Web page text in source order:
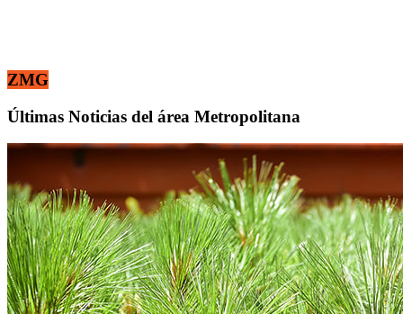
ZMG
Últimas Noticias del área Metropolitana